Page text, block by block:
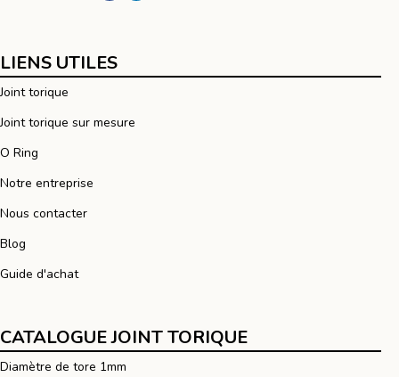
LIENS UTILES
Joint torique
Joint torique sur mesure
O Ring
Notre entreprise
Nous contacter
Blog
Guide d'achat
CATALOGUE JOINT TORIQUE
Diamètre de tore 1mm